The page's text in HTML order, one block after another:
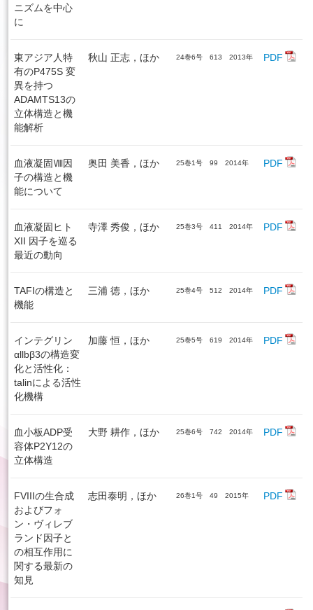
ニズムを中心
に
東アジア人特
有のP475S 変
異を持つ
ADAMTS13の
立体構造と機
能解析
秋山 正志，ほか 24巻6号 613 2013年 PDF
血液凝固Ⅷ因
子の構造と機
能について
奥田 美香，ほか 25巻1号 99 2014年 PDF
血液凝固ヒト
XII 因子を巡る
最近の動向
寺澤 秀俊，ほか 25巻3号 411 2014年 PDF
TAFIの構造と
機能
三浦 徳，ほか 25巻4号 512 2014年 PDF
インテグリン
αllbβ3の構造変
化と活性化：
talinによる活性
化機構
加藤 恒，ほか 25巻5号 619 2014年 PDF
血小板ADP受
容体P2Y12の
立体構造
大野 耕作，ほか 25巻6号 742 2014年 PDF
FVIIIの生合成
およびフォ
ン・ヴィレブ
ランド因子と
の相互作用に
関する最新の
知見
志田泰明，ほか 26巻1号 49 2015年 PDF